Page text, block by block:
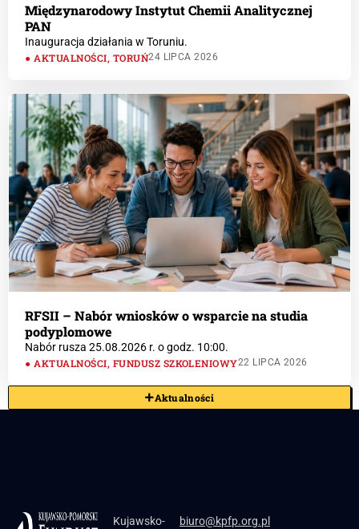
Międzynarodowy Instytut Chemii Analitycznej
PAN
Inauguracja działania w Toruniu.
AKTUALNOŚCI, TORUŃ24 LIPCA 2026
RFSII – Nabór wniosków o wsparcie na studia
podyplomowe
Nabór rusza 25.08.2026 r. o godz. 10:00.
AKTUALNOŚCI, FUNDUSZ SZKOLENIOWY22 LIPCA 2026
Aktualności
Kujawsko-
biuro@kpfp.org.pl